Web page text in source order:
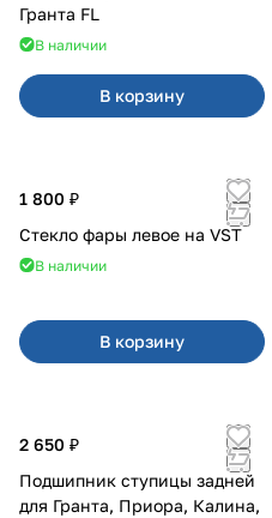
Гранта FL
В наличии
В корзину
1 800 ₽
Стекло фары левое на VST
В наличии
В корзину
2 650 ₽
Подшипник ступицы задней
для Гранта, Приора, Калина,